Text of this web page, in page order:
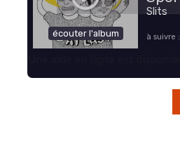
Une aide en ligne est